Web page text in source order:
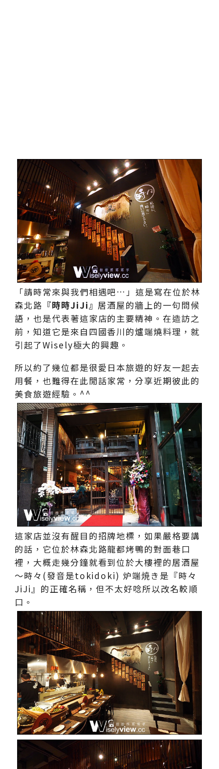
「請時常來與我們相遇吧…」這是寫在位於林
森北路 『時時JiJi』 居酒屋的牆上的一句問候
語，也是代表著這家店的主要精神。在造訪之
前，知道它是來自四國香川的爐端燒料理，就
引起了Wisely極大的興趣。
所以約了幾位都是很愛日本旅遊的好友一起去
用餐，也難得在此閒話家常，分享近期彼此的
美食旅遊經驗。^^
這家店並沒有醒目的招牌地標，如果嚴格要講
的話，它位於林森北路龍都烤鴨的對面巷口
裡，大概走幾分鐘就看到位於大樓裡的居酒屋
～時々(發音是tokidoki) 炉端焼き是『時々
JiJi』的正確名稱，但不太好唸所以改名較順
口。